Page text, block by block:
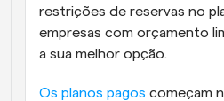
restrições de reservas no
empresas com orçamento
a sua melhor opção.
Os planos pagos começam